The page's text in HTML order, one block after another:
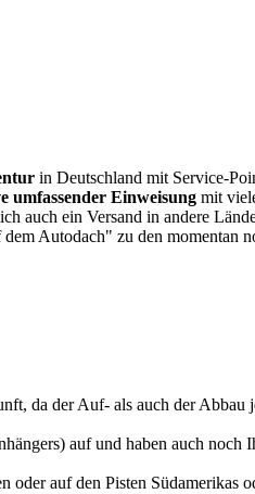
in Deutschland mit Service-
umfassender Einweisung mit
auch ein Versand in andere
Autodach" zu den momentan
da der Auf- als auch der
auf und haben auch noch
auf den Pisten Südamerikas